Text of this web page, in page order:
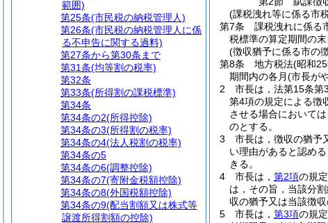
(課税洩れ等に係る市
第7条
課税洩れに係る
税標準の算定期間の
(徴収猶予に係る市の
第8条
地方税法(昭和
期間内の各月(市長が
2
市長は，法第15条第
第4項の規定による徴
させる場合において
のとする。
3
市長は，徴収の猶予
い理由があると認める
きる。
4
市長は， 第2項の規
は，その旨，当該分
収の猶予又は当該徴
5
市長は， 第3項の規
範囲)
第25条(市民税の納税管理人)
第26条(市民税の納税管理人に係
る不申告に関する過料)
第27条から第30条まで
第31条(均等割の税率)
第32条
第33条(所得割の課税標準)
第34条
第34条の2(所得控除)
第34条の3(所得割の税率)
第34条の4(法人税割の税率)
第34条の5
第34条の6(調整控除)
第34条の7(寄附金税額控除)
第34条の8(外国税額控除)
第34条の9(配当割額又は株式等
譲渡所得割額の控除)